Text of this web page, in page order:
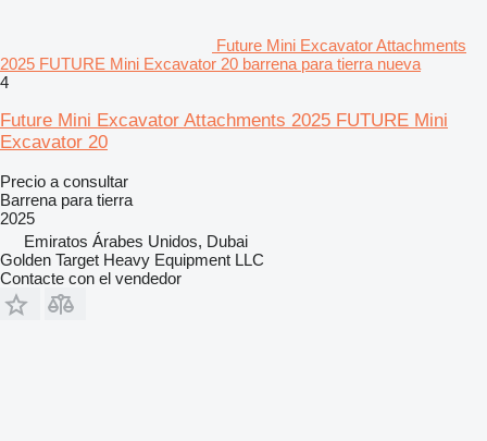
Future Mini Excavator Attachments
2025 FUTURE Mini Excavator 20 barrena para tierra nueva
4
Future Mini Excavator Attachments 2025 FUTURE Mini
Excavator 20
Precio a consultar
Barrena para tierra
2025
Emiratos Árabes Unidos, Dubai
Golden Target Heavy Equipment LLC
Contacte con el vendedor